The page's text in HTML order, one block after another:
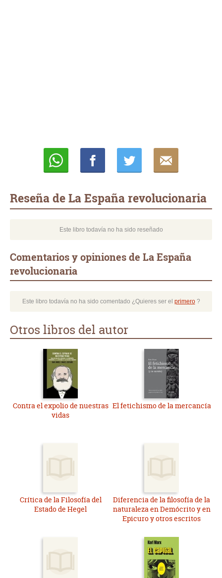
Reseña de La España revolucionaria
Este libro todavía no ha sido reseñado
Comentarios y opiniones de La España
revolucionaria
Este libro todavía no ha sido comentado ¿Quieres ser el primero?
Otros libros del autor
Contra el expolio de nuestras
vidas
El fetichismo de la mercancía
Crítica de la Filosofía del
Estado de Hegel
Diferencia de la filosofía de la
naturaleza en Demócrito y en
Epicuro y otros escritos